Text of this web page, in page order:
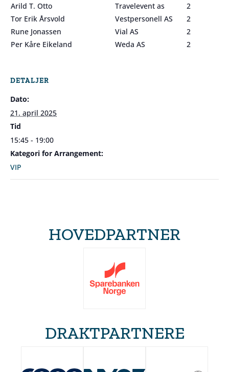
Arild T. Otto Travelevent as
2
Tor Erik Årsvold
Vestpersonell AS
2
Rune Jonassen
Vial AS
2
Per Kåre Eikeland
Weda AS 2
DETALJER
Dato:
21. april 2025
Tid
15:45 - 19:00
Kategori for Arrangement:
VIP
HOVEDPARTNER
DRAKTPARTNERE